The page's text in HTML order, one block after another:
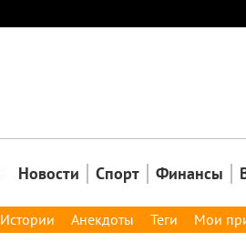
Новости Спорт Финансы
Истории Анекдоты Теги Мои